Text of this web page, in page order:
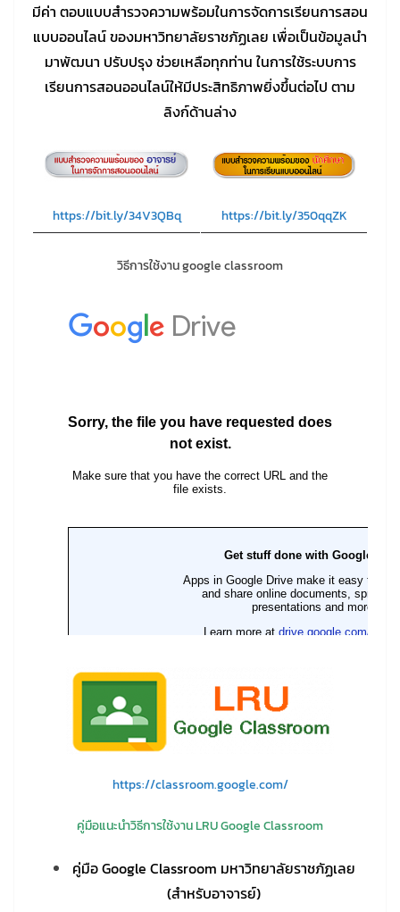
มีค่า ตอบแบบสำรวจความพร้อมในการจัดการเรียนการสอน
แบบออนไลน์ ของมหาวิทยาลัยราชภัฏเลย เพื่อเป็นข้อมูลนำ
มาพัฒนา ปรับปรุง ช่วยเหลือทุกท่าน ในการใช้ระบบการ
เรียนการสอนออนไลน์ให้มีประสิทธิภาพยิ่งขึ้นต่อไป ตาม
ลิงก์ด้านล่าง
https://bit.ly/34V3QBq https://bit.ly/350qqZK
วิธีการใช้งาน google classroom
https://classroom.google.com/
คู่มือแนะนำวิธีการใช้งาน LRU Google Classroom
คู่มือ Google Classroom มหาวิทยาลัยราชภัฏเลย
(สำหรับอาจารย์)